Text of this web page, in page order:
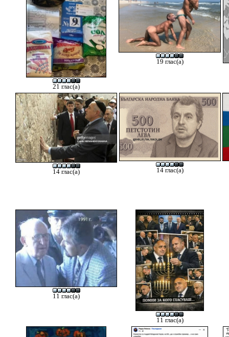
21 глас(а)
19 глас(а)
14 глас(а) 14 глас(а)
11 глас(а)
11 глас(а)